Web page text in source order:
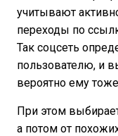
учитывают
переходы по
Так соцсеть
пользователю, и
вероятно ему
При этом
а потом от